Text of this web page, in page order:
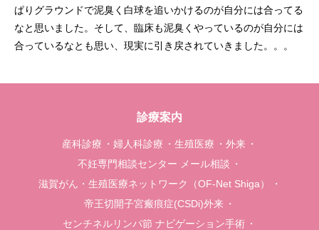
ぱりグラウンドで泥臭く白球を追いかけるのが自分には合ってる
なと思いました。そして、臨床も泥臭くやっているのが自分には
合っているなとも思い、現実に引き戻されていきました。。。
診療案内
産科診療 婦人科診療 生殖医療
外来
不妊専門相談センター メール相談
滋賀がん・生殖医療ネットワーク（OF-Net Shiga）
帝王切開子宮瘢痕症(CSDi)外来
センチネルリンパ節 ナビゲーション手術